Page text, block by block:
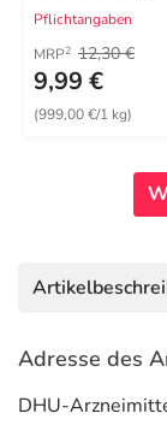
Pflichtangaben
MRP2 12,30 €
9,99 €
(999,00 €/1 kg)
Adresse des
DHU-